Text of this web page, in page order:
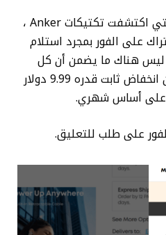
وهذا صحيح: أشارت Inc. ، التي اكتشفت تكتيكات Anker ،
على الفور بمجرد استلام
ليس هناك ما يضمن أن كل
مستهلك سوف يستفيد من انخفاض ثابت قدره 9.99 دولار
على أساس شهري.